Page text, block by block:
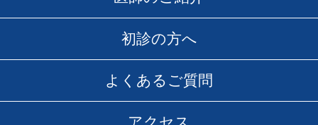
初診の方へ
よくあるご質問